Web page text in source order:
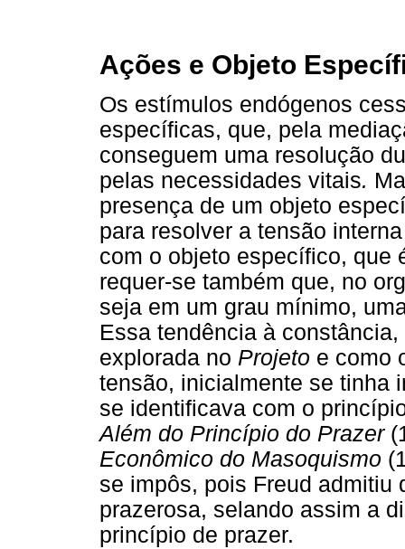
Ações e Objeto
Os estímulos endógenos
específicas, que, pela
conseguem uma resolução
pelas necessidades vitais.
presença de um objeto
para resolver a tensão
com o objeto específico, que
requer-se também que, no
seja em um grau mínimo,
Essa tendência à
explorada no Projeto e como
tensão, inicialmente se tinha
se identificava com o
Além do Princípio do Prazer
Econômico do Masoquismo
se impôs, pois Freud admitiu
prazerosa, selando assim a
princípio de prazer.